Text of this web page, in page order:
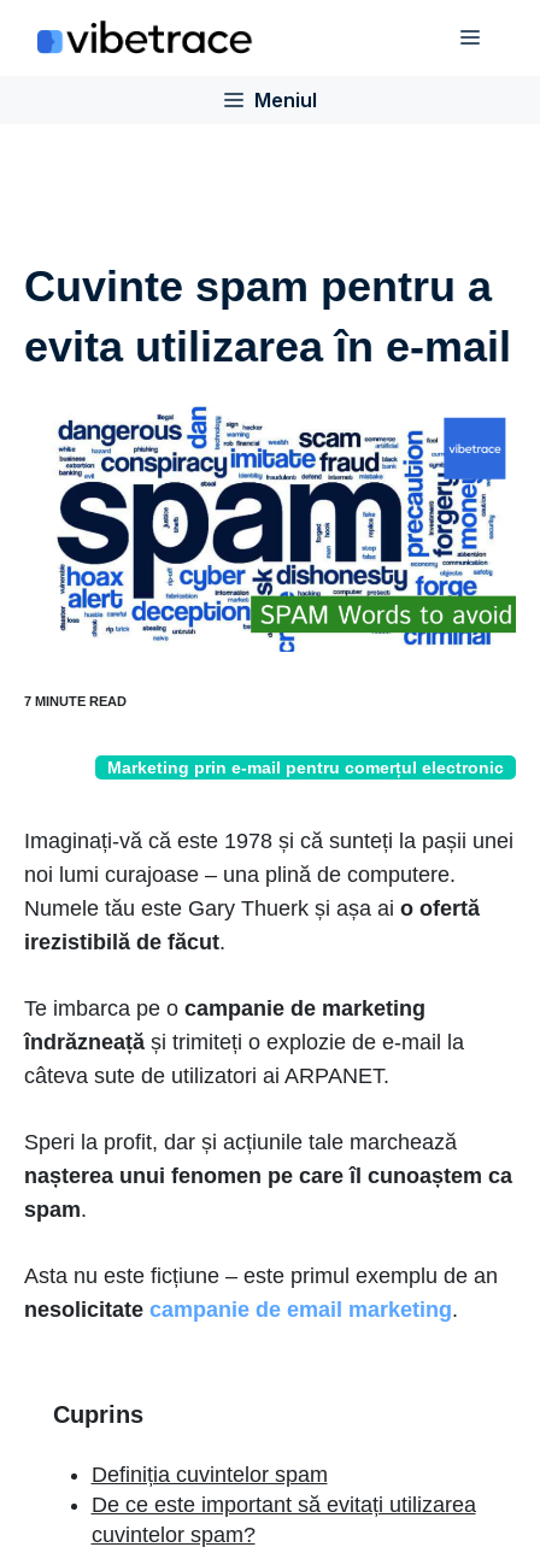
Meniul
Cuvinte spam pentru a
evita utilizarea în e-mail
Marketing prin e-mail pentru comerțul electronic
Imaginați-vă că este 1978 și că sunteți la pașii unei
noi lumi curajoase – una plină de computere.
Numele tău este Gary Thuerk și așa ai o ofertă
irezistibilă de făcut.
Te imbarca pe o campanie de marketing
îndrăzneață și trimiteți o explozie de e-mail la
câteva sute de utilizatori ai ARPANET.
Speri la profit, dar și acțiunile tale marchează
nașterea unui fenomen pe care îl cunoaștem ca
spam.
Asta nu este ficțiune – este primul exemplu de an
nesolicitate campanie de email marketing.
Cuprins
Definiția cuvintelor spam
De ce este important să evitați utilizarea
cuvintelor spam?